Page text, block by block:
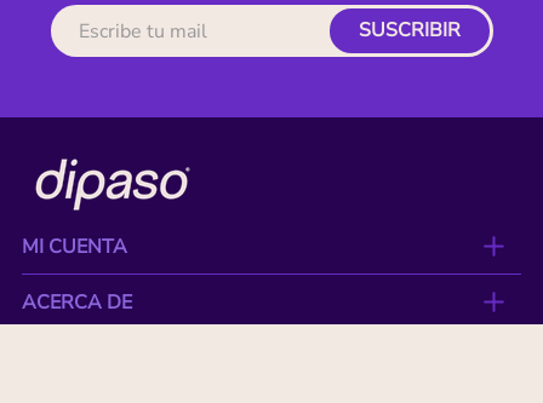
SUSCRIBIR
MI CUENTA
ACERCA DE